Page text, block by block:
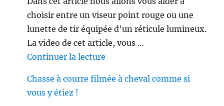
choisir entre un viseur point rouge ou une
lunette de tir équipée d’un réticule lumineux.
La video de cet article, vous …
Continuer la lecture
Chasse à courre filmée à cheval comme si
vous y étiez !